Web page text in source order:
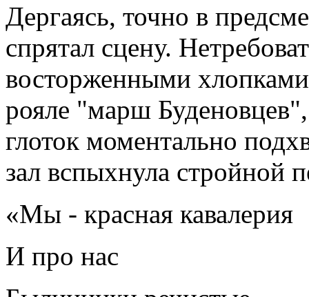
Дергаясь, точно в
спрятал сцену.
восторженными
рояле "марш
глоток моментально
зал вспыхнула стройной
«Мы - красная кавалерия
И про нас